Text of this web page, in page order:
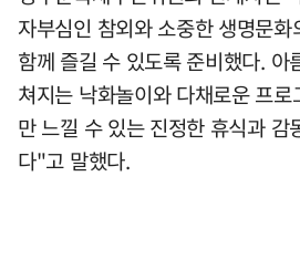
자부심인 참외와 소중한 생명문
함께 즐길 수 있도록 준비했다. 아
쳐지는 낙화놀이와 다채로운 프
만 느낄 수 있는 진정한 휴식과 감
다"고 말했다.